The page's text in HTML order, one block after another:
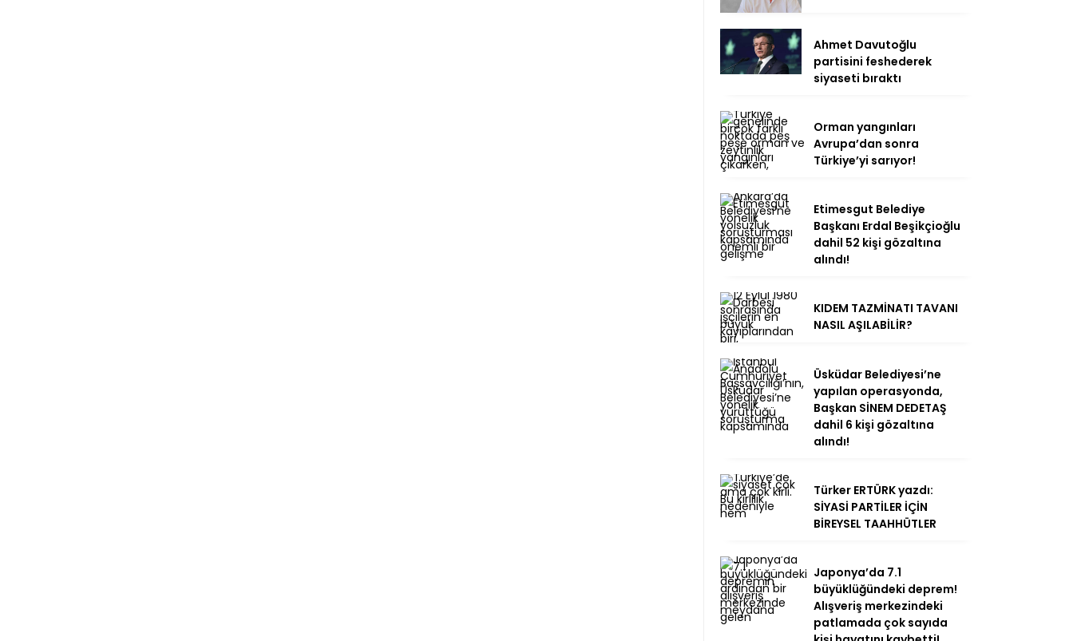
Ahmet Davutoğlu
partisini feshederek
siyaseti bıraktı
Orman yangınları
Avrupa’dan sonra
Türkiye’yi sarıyor!
Etimesgut Belediye
Başkanı Erdal Beşikçioğlu
dahil 52 kişi gözaltına
alındı!
KIDEM TAZMİNATI TAVANI
NASIL AŞILABİLİR?
Üsküdar Belediyesi’ne
yapılan operasyonda,
Başkan SİNEM DEDETAŞ
dahil 6 kişi gözaltına
alındı!
Türker ERTÜRK yazdı:
SİYASİ PARTİLER İÇİN
BİREYSEL TAAHHÜTLER
Japonya’da 7.1
büyüklüğündeki deprem!
Alışveriş merkezindeki
patlamada çok sayıda